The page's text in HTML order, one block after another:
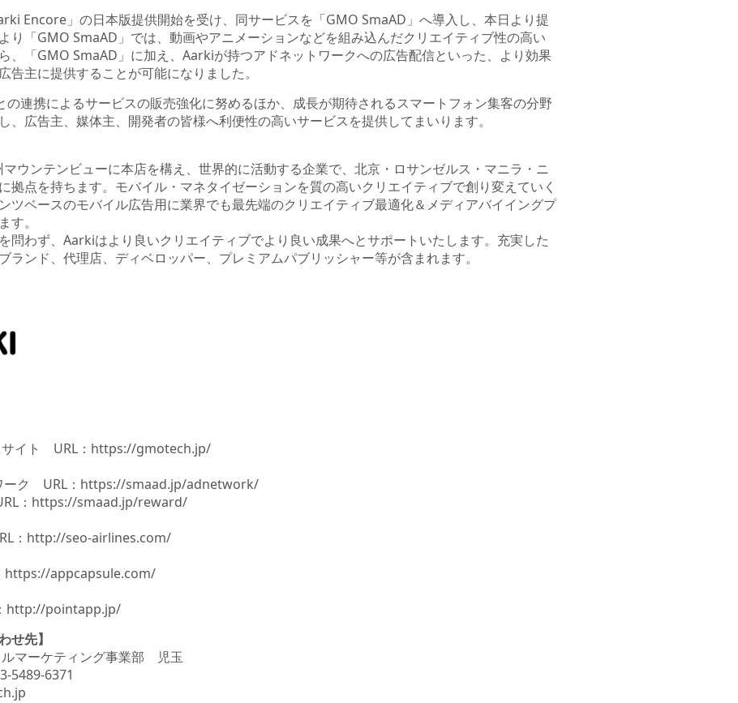
Encore」の日本版提供開始を受け、同サービスを「GMO SmaAD」へ導入し、本日より提
り「GMO SmaAD」では、動画やアニメーションなどを組み込んだクリエイティブ性の高い
、「GMO SmaAD」に加え、Aarkiが持つアドネットワークへの広告配信といった、より効果
告主に提供することが可能になりました。
連携によるサービスの販売強化に努めるほか、成長が期待されるスマートフォン集客の分野
、広告主、媒体主、開発者の皆様へ利便性の高いサービスを提供してまいります。
ウンテンビューに本店を構え、世界的に活動する企業で、北京・ロサンゼルス・マニラ・ニ
拠点を持ちます。モバイル・マネタイゼーションを質の高いクリエイティブで創り変えていく
ツベースのモバイル広告用に業界でも最先端のクリエイティブ最適化＆メディアバイイングプ
す。
問わず、Aarkiはより良いクリエイティブでより良い成果へとサポートいたします。充実した
ランド、代理店、ディベロッパー、プレミアムパブリッシャー等が含まれます。
イト URL： https://gmotech.jp/
ーク URL：https://smaad.jp/adnetwork/
：https://smaad.jp/reward/
： http://seo-airlines.com/
https://appcapsule.com/
http://pointapp.jp/
せ先】
マーケティング事業部 児玉
5489-6371